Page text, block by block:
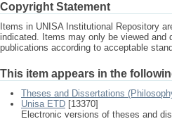
Copyright Statement
Items in UNISA Institutional Repository
indicated. Items may only be viewed and
publications according to acceptable
This item appears in the
Theses and Dissertations
Unisa ETD [13370]
Electronic versions of theses and